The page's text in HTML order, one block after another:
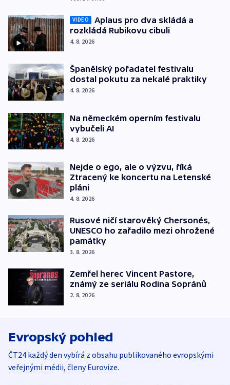
VIDEO
Aplaus pro dva skládá a
rozkládá Rubikovu cibuli
4. 8. 2026
Španělský pořadatel festivalu
dostal pokutu za nekalé praktiky
4. 8. 2026
Na německém operním festivalu
vybučeli AI
4. 8. 2026
Nejde o ego, ale o výzvu, říká
Ztracený ke koncertu na Letenské
pláni
4. 8. 2026
Rusové ničí starověký Chersonés,
UNESCO ho zařadilo mezi ohrožené
památky
3. 8. 2026
Zemřel herec Vincent Pastore,
známý ze seriálu Rodina Sopránů
2. 8. 2026
Evropský pohled
ČT24 každý den vybírá z obsahu publikovaného evropskými
veřejnými médii, členy Eurovize.